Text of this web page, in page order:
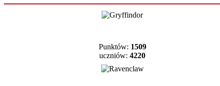
Punktów: 1509
uczniów: 4220